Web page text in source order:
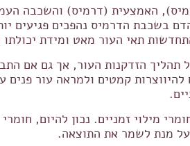
(אפידרמיס), האמצעית (דרמיס)
בשכבת הדרמיס נהפכים פגיעים
תאי העור מאט ומידת
תהליך הזדקנות העור, אך גם אם
קמטים ולמראה עור
מילוי זמניים. נכון להיום,
מנת לשמר את התוצאה.